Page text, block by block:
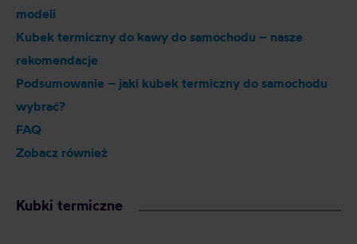
modeli
Kubek termiczny do kawy do samochodu – nasze
rekomendacje
Podsumowanie – jaki kubek termiczny do samochodu
wybrać?
FAQ
Zobacz również
Kubki termiczne